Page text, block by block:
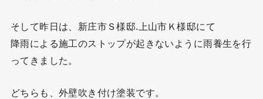
そして昨日は、新庄市Ｓ様邸.上山市Ｋ様邸にて
降雨による施工のストップが起きないように雨養生を行
ってきました。
どちらも、外壁吹き付け塗装です。